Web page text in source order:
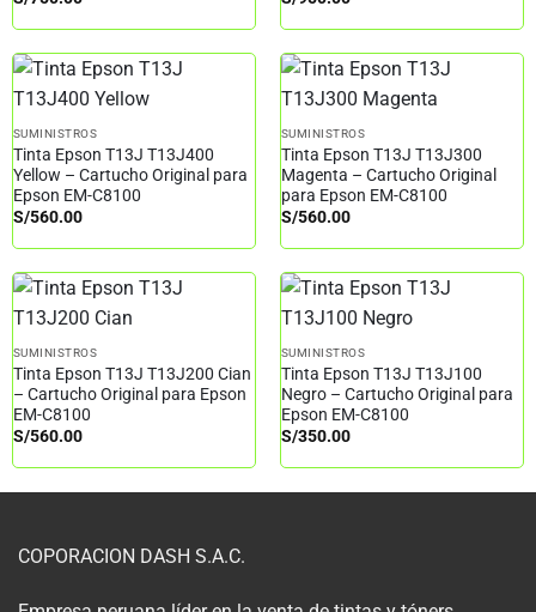
SUMINISTROS
Tinta Epson T13J T13J400
Yellow – Cartucho Original para
Epson EM-C8100
S/560.00
SUMINISTROS
Tinta Epson T13J T13J300
Magenta – Cartucho Original
para Epson EM-C8100
S/560.00
SUMINISTROS
Tinta Epson T13J T13J200 Cian
– Cartucho Original para Epson
EM-C8100
S/560.00
SUMINISTROS
Tinta Epson T13J T13J100
Negro – Cartucho Original para
Epson EM-C8100
S/350.00
COPORACION DASH S.A.C.